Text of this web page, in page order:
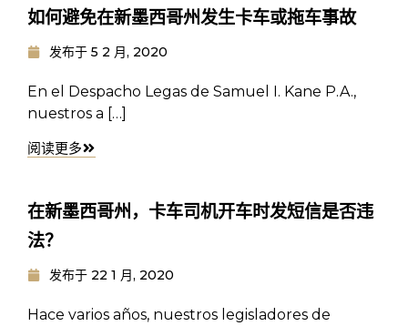
如何避免在新墨西哥州发生卡车或拖车事故
发布于 5 2 月, 2020
En el Despacho Legas de Samuel I. Kane P.A.,
nuestros a […]
阅读更多
在新墨西哥州，卡车司机开车时发短信是否违
法？
发布于 22 1 月, 2020
Hace varios años, nuestros legisladores de